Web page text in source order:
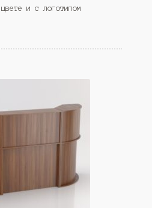
и с логотипом